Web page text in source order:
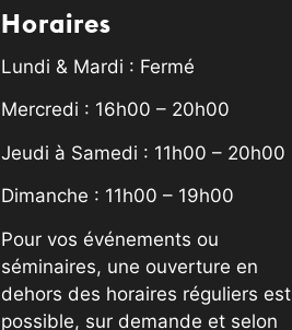
Horaires
Lundi & Mardi : Fermé
Mercredi : 16h00 – 20h00
Jeudi à Samedi : 11h00 – 20h00
Dimanche : 11h00 – 19h00
Pour vos événements ou
séminaires, une ouverture en
dehors des horaires réguliers est
possible, sur demande et selon